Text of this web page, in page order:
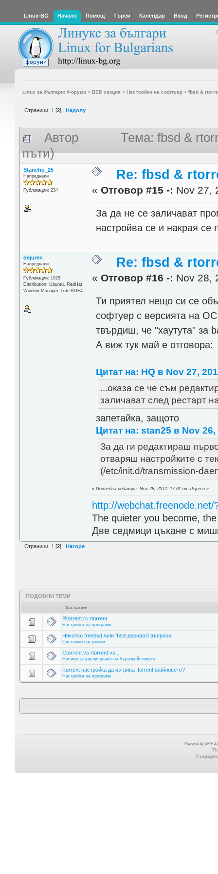
Linux-BG Начало Помощ Търси Календар Вход
Linux за българи: Форуми> BSD секция > Настройки на софтуер> fbsd &
Страници: 1 [2] Надолу
Автор
Тема: fbsd &
пъти)
Stancho_25
Напреднали
Публикации: 234
Re: fbsd &
« Отговор #15 -: Nov 27,
За да не се заличават
настройва се и накрая се
dejuren
Напреднали
Публикации: 1025
Distribution: Ubuntu, RedHat
Window Manager: lxde KDE4
Re: fbsd &
« Отговор #16 -: Nov 28,
Ти приятел нещо си се
софтуер с версията на
твърдиш, че "хаутута" за
А виж тук май е отговора:
Цитат на: HQ в Nov 27,
...оказа се че съм
заличават след рестарт
запетайка, защото
Цитат на: stan25 в Nov 26,
За да ги редактираш
отваряш настройките с
(/etc/init.d/transmission-
«Последна редакция: Nov 28, 2012, 17:01 от dejuren »
http://webchat.freenode.net/
The quieter you become,
Две седмици цъкане с
Страници: 1 [2] Нагоре
ПОДОБНИ ТЕМИ
Заглавие
Rtorrent.rc rtorrent
Настройка на програми
Няколко freebsd /или fbsd-дериват/ въпроси.
Системни настройки
Ctorrent vs rtorrent vs...
Начини за увеличаване на бързодействието
rtorrent настройка да изтрива .torrent файловете?
Настройка на програми
Powered by SMF